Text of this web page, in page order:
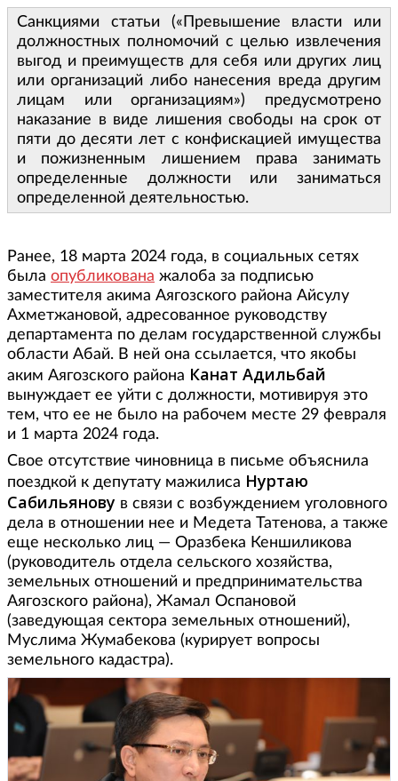
Санкциями статьи («Превышение власти или
должностных полномочий с целью извлечения
выгод и преимуществ для себя или других лиц
или организаций либо нанесения вреда другим
лицам или организациям») предусмотрено
наказание в виде лишения свободы на срок от
пяти до десяти лет с конфискацией имущества
и пожизненным лишением права занимать
определенные должности или заниматься
определенной деятельностью.
Ранее, 18 марта 2024 года, в социальных сетях
была опубликована жалоба за подписью
заместителя акима Аягозского района Айсулу
Ахметжановой, адресованное руководству
департамента по делам государственной службы
области Абай. В ней она ссылается, что якобы
аким Аягозского района Канат Адильбай
вынуждает ее уйти с должности, мотивируя это
тем, что ее не было на рабочем месте 29 февраля
и 1 марта 2024 года.
Свое отсутствие чиновница в письме объяснила
поездкой к депутату мажилиса Нуртаю
Сабильянову в связи с возбуждением уголовного
дела в отношении нее и Медета Татенова, а также
еще несколько лиц — Оразбека Кеншиликова
(руководитель отдела сельского хозяйства,
земельных отношений и предпринимательства
Аягозского района), Жамал Оспановой
(заведующая сектора земельных отношений),
Муслима Жумабекова (курирует вопросы
земельного кадастра).